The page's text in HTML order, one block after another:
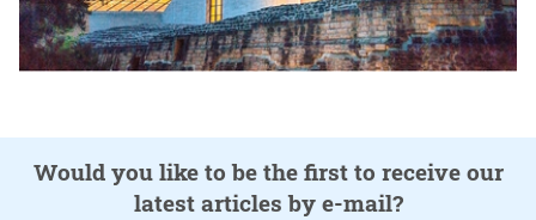
Would you like to be the first to receive our
latest articles by e-mail?